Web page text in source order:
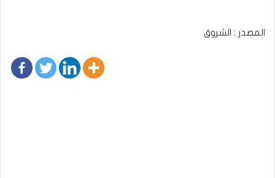
المصدر : الشروق